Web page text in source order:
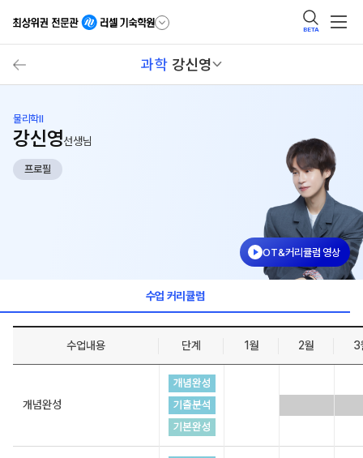
BETA
과학 강신영
물리학II
강신영선생님
프로필
OT&커리큘럼 영상
수업 커리큘럼
수업내용 단계 1월 2월 3
개념완성